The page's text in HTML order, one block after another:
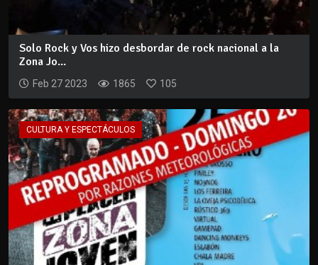
Solo Rock y Vos hizo desbordar de rock nacional a la
Zona Jo...
Feb 27 2023 1865 105
CULTURA Y ESPECTÁCULOS